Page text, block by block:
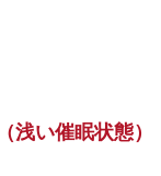
い催眠状態）